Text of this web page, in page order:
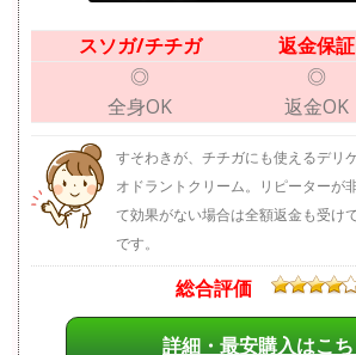
スソガ/チチガ 返金保証
◎
全身OK
◎
返金OK
すそわきが、チチガにも使えるデリ
オドラントクリーム。リピーターが
て効果がない場合は全額返金も受け
です。
総合評価
詳細・最安購入はこち